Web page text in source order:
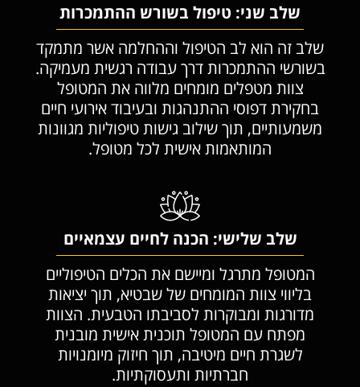
שלב שני: טיפול בשורש ההתמכרות
שלב זה הוא לב הטיפול וההחלמה אשר מתמקד
בשורשי ההתמכרות דרך עבודה רגשית מעמיקה.
צוות מטפלים מומחים מלווה את המטופל
בחקירת דפוסי ההתנהגות ובעיבוד אירועי חיים
משמעותיים, תוך שילוב גישות טיפוליות מגוונות
המותאמות אישית לכל מטופל.
שלב שלישי: הכנה לחיים עצמאיים
המטופל מתרגל ומיישם את הכלים הטיפוליים
בליווי צוות המומחים של שבטיא, תוך יציאות
מדורגות ומבוקרות לסביבתו הטבעית. הצוות
מפתח עם המטופל תוכנית אישית מובנית
לשגרת חיים מיטיבה, תוך חיזוק מיומנויות
חברתיות ותעסוקתיות.